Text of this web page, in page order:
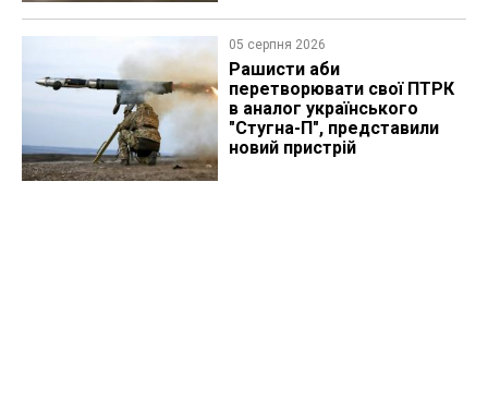
05 серпня 2026
Рашисти аби
перетворювати свої ПТРК
в аналог українського
"Стугна-П", представили
новий пристрій